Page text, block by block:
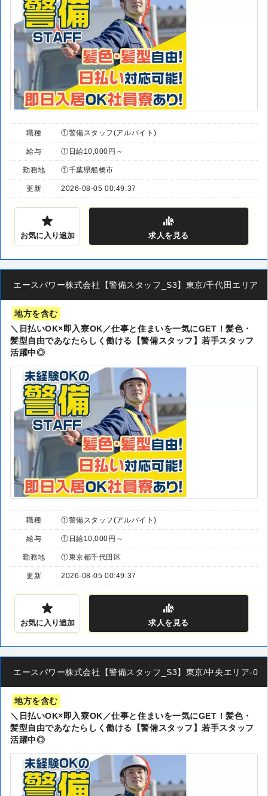
職種 ①警備スタッフ(アルバイト)
給与 ①日給10,000円～
勤務地 ①千葉県船橋市
更新 2026-08-05 00:49:37
お気に入り追加 求人 を見る
エースパワー株式会社【警備スタッフ_S3】東京/千代田エリア-
地方を含む
＼日払いOK×即入寮OK／仕事と住まいを一気にGET！髪色・
髪型自由であなたらしく働ける【警備スタッフ】若手スタッフ
活躍中◎
職種 ①警備スタッフ(アルバイト)
給与 ①日給10,000円～
勤務地 ①東京都千代田区
更新 2026-08-05 00:49:37
お気に入り追加 求人 を見る
エースパワー株式会社【警備スタッフ_S3】東京/中央エリア-007
地方を含む
＼日払いOK×即入寮OK／仕事と住まいを一気にGET！髪色・
髪型自由であなたらしく働ける【警備スタッフ】若手スタッフ
活躍中◎